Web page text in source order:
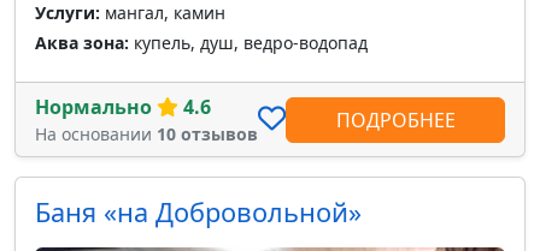
Услуги: мангал, камин
Аква зона: купель, душ, ведро-водопад
Нормально 4.6
На основании 10 отзывов
ПОДРОБНЕЕ
Баня «на Добровольной»